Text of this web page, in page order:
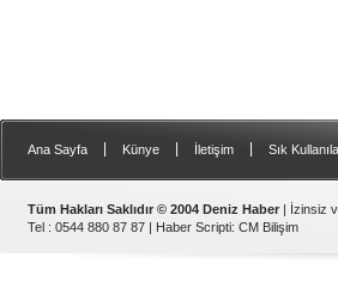
Ana Sayfa Künye İletişim Sık
Tüm Hakları Saklıdır © 2004 Deniz Haber | İzinsiz
Tel : 0544 880 87 87 | Haber Scripti: CM Bilişim